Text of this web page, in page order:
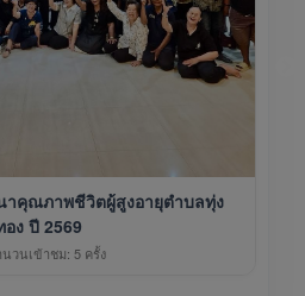
าคุณภาพชีวิตผู้สูงอายุตำบลทุ่ง
อง ปี 2569
วนเข้าชม: 5 ครั้ง